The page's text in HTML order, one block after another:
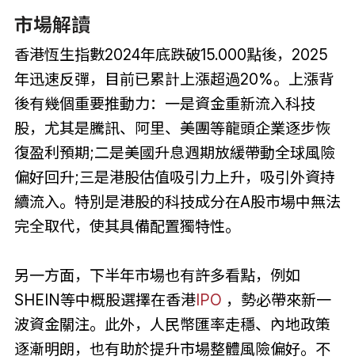
市場解讀
香港恆生指數2024年底跌破15.000點後，2025
年迅速反彈，目前已累計上漲超過20%。上漲背
後有幾個重要推動力：一是資金重新流入科技
股，尤其是騰訊、阿里、美團等龍頭企業逐步恢
復盈利預期;二是美國升息週期放緩帶動全球風險
偏好回升;三是港股估值吸引力上升，吸引外資持
續流入。特別是港股的科技成分在A股市場中無法
完全取代，使其具備配置獨特性。
另一方面，下半年市場也有許多看點，例如
SHEIN等中概股選擇在香港IPO ，勢必帶來新一
波資金關注。此外，人民幣匯率走穩、內地政策
逐漸明朗，也有助於提升市場整體風險偏好。不